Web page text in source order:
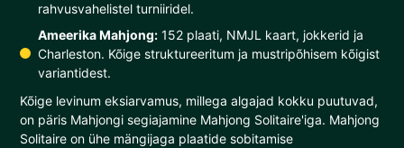
rahvusvahelistel turniiridel.
Ameerika Mahjong: 152 plaati, NMJL kaart, jokkerid ja
Charleston. Kõige struktureeritum ja mustripõhisem kõigist
variantidest.
Kõige levinum eksiarvamus, millega algajad kokku puutuvad,
on päris Mahjongi segiajamine Mahjong Solitaire'iga. Mahjong
Solitaire on ühe mängijaga plaatide sobitamise